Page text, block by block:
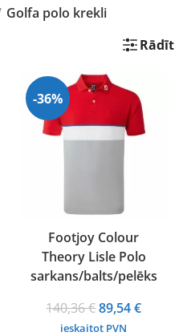
Golfa polo krekli
Rādīt
-36%
Footjoy Colour
Theory Lisle Polo
sarkans/balts/pelēks
140,36€Original
price
89,54€
ieskaitot PVN